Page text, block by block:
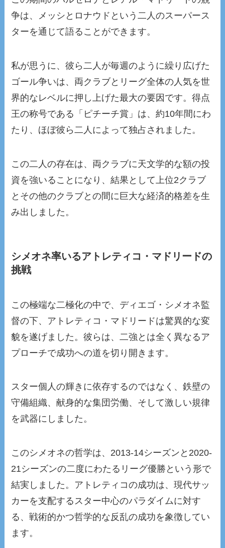
争は、メッシとロナウドという二人のスーパース
ターを通じて語ることができます。
私が思うに、彼ら二人が毎週のように繰り広げた
ゴール争いは、両クラブとリーグ全体の人気を世
界的なレベルに押し上げた最大の要因です。得点
王の称号である「ピチーチ賞」は、約10年間にわ
たり、ほぼ彼ら二人によって独占されました。
この二人の存在は、両クラブに天文学的な額の投
資を強いることになり、結果として上位2クラブ
とその他のクラブとの間に巨大な経済的格差を生
み出しました。
シメオネ率いるアトレティコ・マドリードの
挑戦
この極端な二極化の中で、ディエゴ・シメオネ監
督の下、アトレティコ・マドリードは驚異的な変
貌を遂げました。彼らは、二強とは全く異なるア
プローチで成功への道を切り開きます。
スター個人の輝きに依存するのではなく、鉄壁の
守備組織、献身的な集団労働、そして激しい規律
を武器にしました。
このシメオネの哲学は、2013-14シーズンと2020-
21シーズンの二度にわたるリーグ優勝という形で
結実しました。アトレティコの成功は、現代サッ
カーを支配するスター中心のパラダイムに対す
る、戦術的かつ哲学的な反乱の成功を象徴してい
ます。